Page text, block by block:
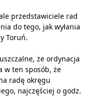
przedstawiciele rad
do tego, jak wyłania
Toruń.
że ordynacja
w ten sposób, że
radę okręgu
najczęściej o godz.